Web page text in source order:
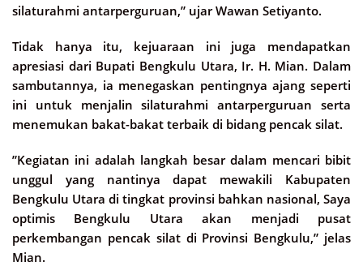
silaturahmi antarperguruan,” ujar Wawan Setiyanto.
Tidak hanya itu, kejuaraan ini juga mendapatkan
apresiasi dari Bupati Bengkulu Utara, Ir. H. Mian. Dalam
sambutannya, ia menegaskan pentingnya ajang seperti
ini untuk menjalin silaturahmi antarperguruan serta
menemukan bakat-bakat terbaik di bidang pencak silat.
”Kegiatan ini adalah langkah besar dalam mencari bibit
unggul yang nantinya dapat mewakili Kabupaten
Bengkulu Utara di tingkat provinsi bahkan nasional, Saya
optimis Bengkulu Utara akan menjadi pusat
perkembangan pencak silat di Provinsi Bengkulu,” jelas
Mian.